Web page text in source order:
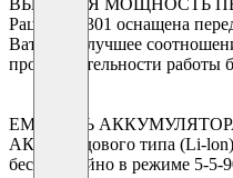
ВЫСОКАЯ МОЩНОСТЬ
Рация РК 301 оснащена
Ватт - наилучшее
продолжительности работы
ЕМКОСТЬ
АКБ передового типа (Li-lon)
бесперебойно в режиме 5-5-